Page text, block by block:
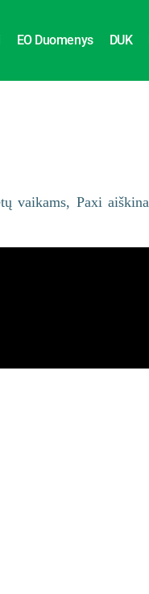
EO Duomenys DUK
vaikams, Paxi